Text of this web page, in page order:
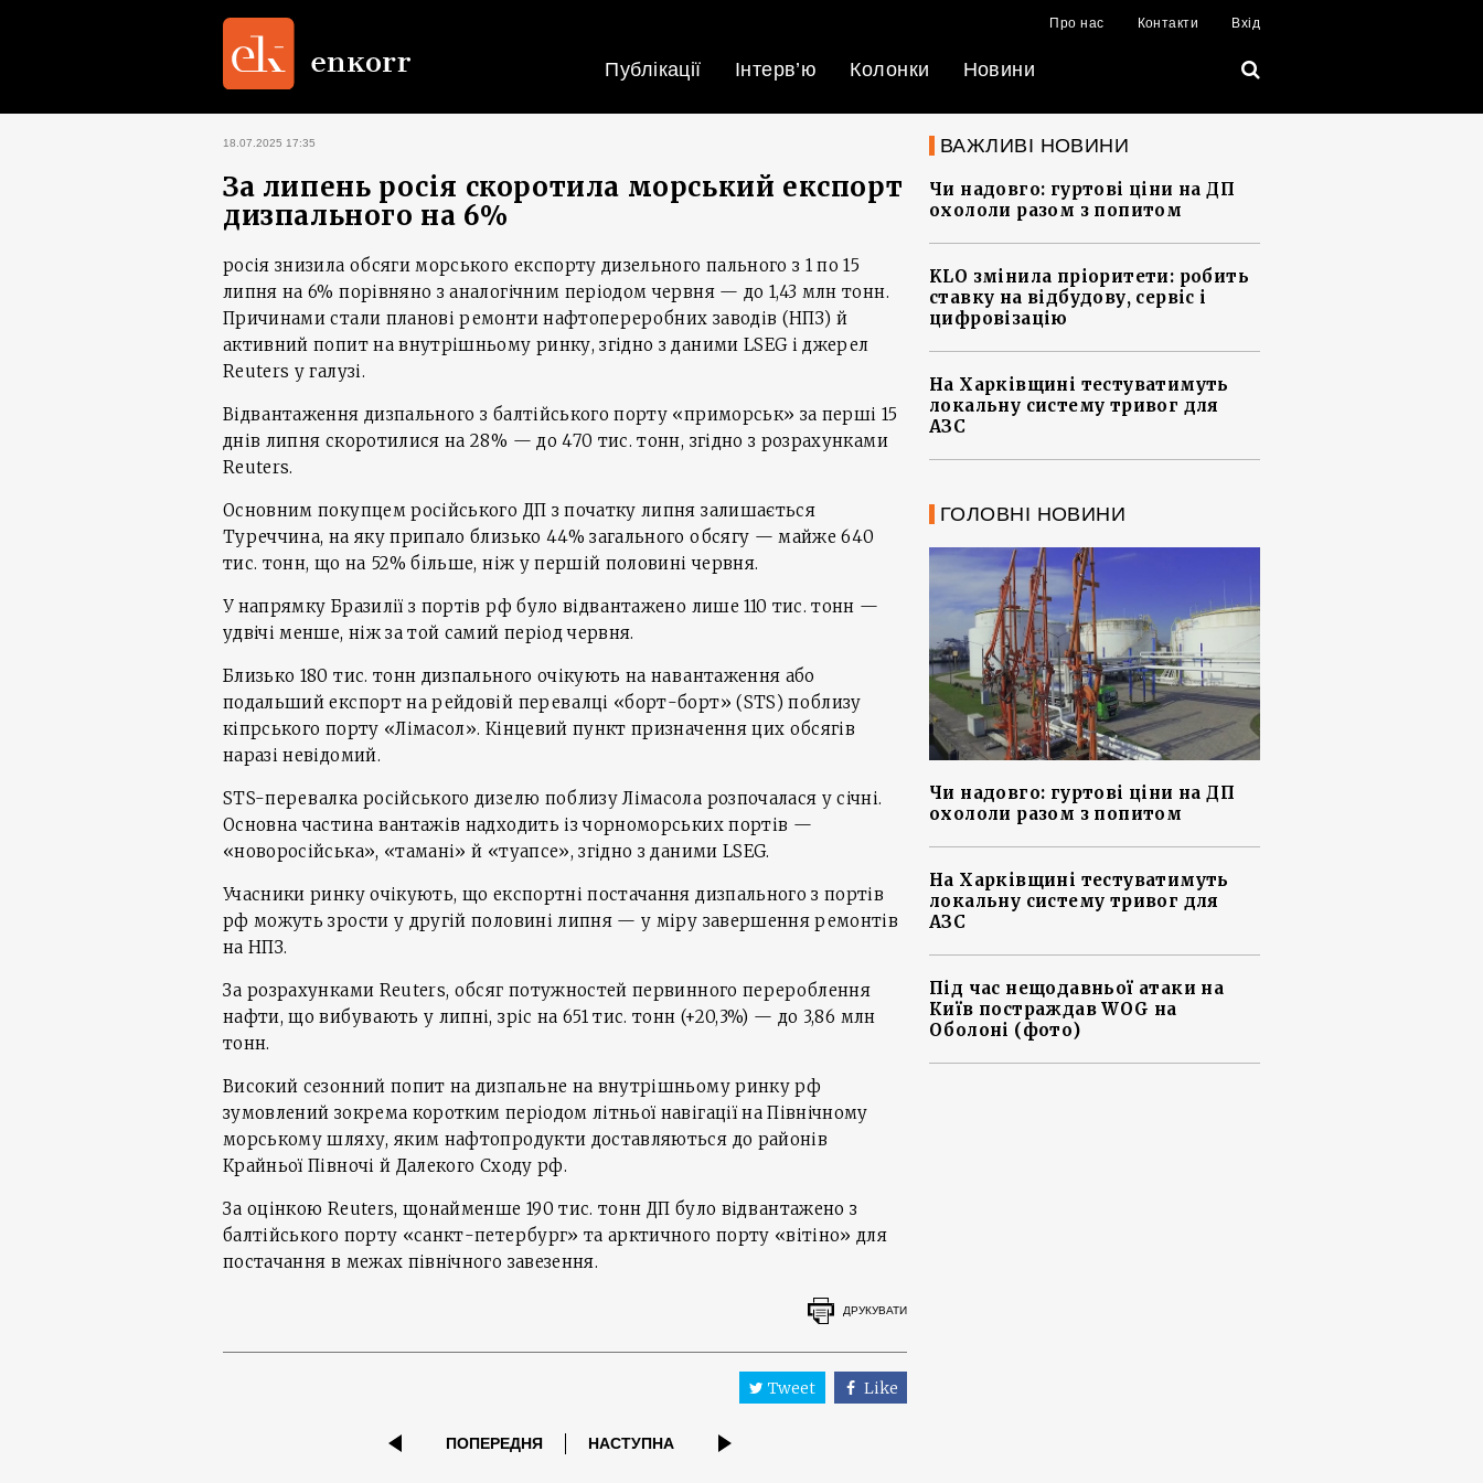
Про нас Контакти Вхід
Публікації Інтерв’ю Колонки Новини
18.07.2025 17:35
За липень росія скоротила морський експорт
дизпального на 6%
росія знизила обсяги морського експорту дизельного пального з 1 по 15
липня на 6% порівняно з аналогічним періодом червня — до 1,43 млн тонн.
Причинами стали планові ремонти нафтопереробних заводів (НПЗ) й
активний попит на внутрішньому ринку, згідно з даними LSEG і джерел
Reuters у галузі.
Відвантаження дизпального з балтійського порту «приморськ» за перші 15
днів липня скоротилися на 28% — до 470 тис. тонн, згідно з розрахунками
Reuters.
Основним покупцем російського ДП з початку липня залишається
Туреччина, на яку припало близько 44% загального обсягу — майже 640
тис. тонн, що на 52% більше, ніж у першій половині червня.
У напрямку Бразилії з портів рф було відвантажено лише 110 тис. тонн —
удвічі менше, ніж за той самий період червня.
Близько 180 тис. тонн дизпального очікують на навантаження або
подальший експорт на рейдовій перевалці «борт-борт» (STS) поблизу
кіпрського порту «Лімасол». Кінцевий пункт призначення цих обсягів
наразі невідомий.
STS-перевалка російського дизелю поблизу Лімасола розпочалася у січні.
Основна частина вантажів надходить із чорноморських портів —
«новоросійська», «тамані» й «туапсе», згідно з даними LSEG.
Учасники ринку очікують, що експортні постачання дизпального з портів
рф можуть зрости у другій половині липня — у міру завершення ремонтів
на НПЗ.
За розрахунками Reuters, обсяг потужностей первинного перероблення
нафти, що вибувають у липні, зріс на 651 тис. тонн (+20,3%) — до 3,86 млн
тонн.
Високий сезонний попит на дизпальне на внутрішньому ринку рф
зумовлений зокрема коротким періодом літньої навігації на Північному
морському шляху, яким нафтопродукти доставляються до районів
Крайньої Півночі й Далекого Сходу рф.
За оцінкою Reuters, щонайменше 190 тис. тонн ДП було відвантажено з
балтійського порту «санкт-петербург» та арктичного порту «вітіно» для
постачання в межах північного завезення.
ДРУКУВАТИ
Tweet Like
ПОПЕРЕДНЯ НАСТУПНА
ВАЖЛИВІ НОВИНИ
Чи надовго: гуртові ціни на ДП
охололи разом з попитом
KLO змінила пріоритети: робить
ставку на відбудову, сервіс і
цифровізацію
На Харківщині тестуватимуть
локальну систему тривог для
АЗС
ГОЛОВНІ НОВИНИ
Чи надовго: гуртові ціни на ДП
охололи разом з попитом
На Харківщині тестуватимуть
локальну систему тривог для
АЗС
Під час нещодавньої атаки на
Київ постраждав WOG на
Оболоні (фото)